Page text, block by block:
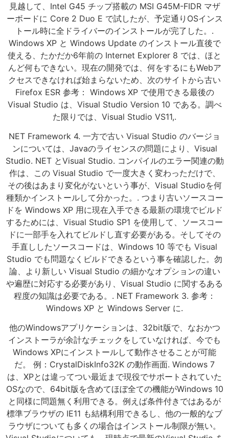
見越して、Intel G45 チップ搭載の MSI G45M-FIDR マザ
ーボードに Core 2 Duo E で試したが、予定通りOSインス
トール時に全ドライバーのインストールが完了した。.
Windows XP と Windows Update のインストール直後で
使える、たかだか6年前の Internet Explorer 8 では、ほと
んど何もできない。現在の開発では、何をするにもWebア
クセスできなければ始まらないため、次のサイトから古い
Firefox ESR 参考： Windows XP で使用できる最後の
Visual Studio は、Visual Studio Version 10 である。調べ
た限りでは、Visual Studio VS11,.
NET Framework 4. 一方で古い Visual Studio のバージョ
ンについては、Javaのライセンスの問題により、Visual
Studio. NET とVisual Studio. コンパイルのエラー関連の動
作は、この Visual Studio で一度大きく変わっただけで、
その後はあまり変化がないという事が、Visual Studioを何
種類かインストールして分かった。. つまり古いソースコー
ドを Windows XP 用に現在入手できる最新の環境でビルド
するためには、Visual Studio SP1 を使用して、ソースコー
ドに一部手を入れてビルドし直す必要がある。そしてその
手直ししたソースコードは、Windows 10 等でも Visual
Studio でも問題なくビルドできるという事を確認した。勿
論、より新しい Visual Studio の細かなオプションの違い
や遍歴に対応する必要があり、Visual Studio に関するある
程度の知識は必要である。. NET Framework 3. 参考：
Windows XP と Windows Server に.
他のWindowsアプリケーションは、32bit版で、なおかつ
インストーラが余計なチェックをしていなければ、今でも
Windows XPにインストールして動作させることが可能
だ。 例：CrystalDiskInfo32K の動作画面. Windows 7
は、XPとは違ってつい最近まで現役でサポートされていた
OSなので、64bit版を含めてほぼ全ての機能がWindows 10
と同様に問題無く利用できる。例えば条件付きではあるが
標準ブラウザの IE11 も結構利用できるし、他の一般的なブ
ラウザについても多くの場合はインストール制限が無い。